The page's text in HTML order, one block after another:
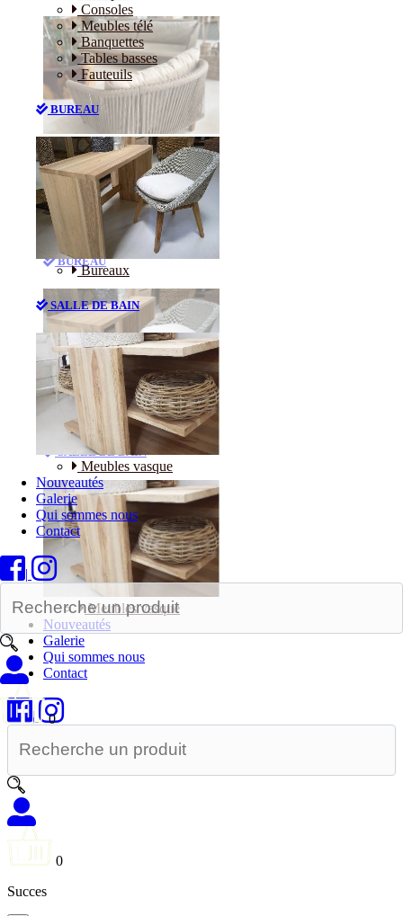
Consoles
Meubles télé
Banquettes
Tables basses
Fauteuils
BUREAU
Bureaux
SALLE DE BAIN
Meubles vasque
Nouveautés
Galerie
Qui sommes nous
Contact
|
0
Canapés
Consoles
Meubles télé
Banquettes
Tables basses
Fauteuils
BUREAU
Bureaux
SALLE DE BAIN
Meubles vasque
Nouveautés
Galerie
Qui sommes nous
Contact
|
0
Succes